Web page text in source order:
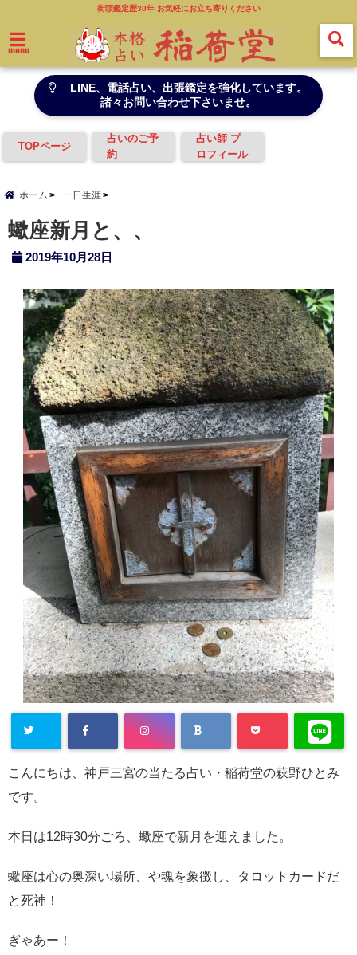
街頭鑑定歴30年 お気軽にお立ち寄りください
menu
LINE、電話占い、出張鑑定を強化しています。
諸々お問い合わせ下さいませ。
TOPページ
占いのご予
約
占い師 プ
ロフィール
ホーム 一日生涯
蠍座新月と、、
2019年10月28日
こんにちは、神戸三宮の当たる占い・稲荷堂の萩野ひとみ
です。
本日は12時30分ごろ、蠍座で新月を迎えました。
蠍座は心の奥深い場所、や魂を象徴し、タロットカードだ
と死神！
ぎゃあー！